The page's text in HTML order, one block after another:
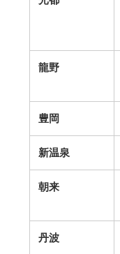
龍野
豊岡
新温泉
朝来
丹波